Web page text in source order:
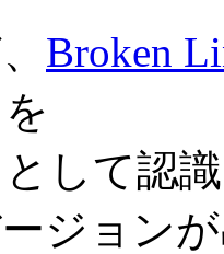
Broken
して認
ジョン